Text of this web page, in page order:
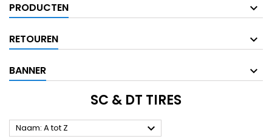
PRODUCTEN
RETOUREN
BANNER
SC & DT TIRES
Naam: A tot Z 